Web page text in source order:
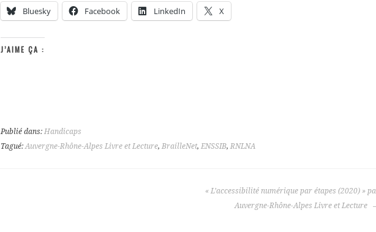
Bluesky Facebook LinkedIn X
J’AIME ÇA :
Publié dans: Handicaps
Tagué:Auvergne-Rhône-Alpes Livre et Lecture, BrailleNet, ENSSIB,RNLNA
« L’accessibilité numérique par étapes (2020) »
Auvergne-Rhône-Alpes Livre et Lecture